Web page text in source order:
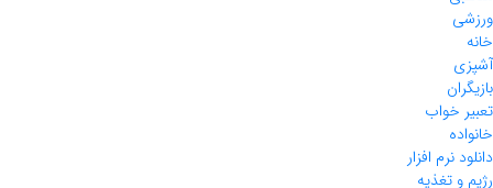
ورزشی
خانه
آشپزی
بازیگران
تعبیر خواب
خانواده
دانلود نرم افزار
رژیم و تغذیه